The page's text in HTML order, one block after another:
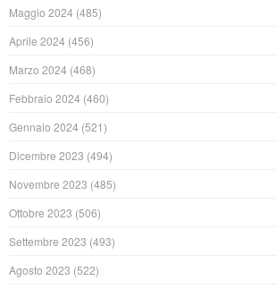
Maggio 2024 (485)
Aprile 2024 (456)
Marzo 2024 (468)
Febbraio 2024 (460)
Gennaio 2024 (521)
Dicembre 2023 (494)
Novembre 2023 (485)
Ottobre 2023 (506)
Settembre 2023 (493)
Agosto 2023 (522)